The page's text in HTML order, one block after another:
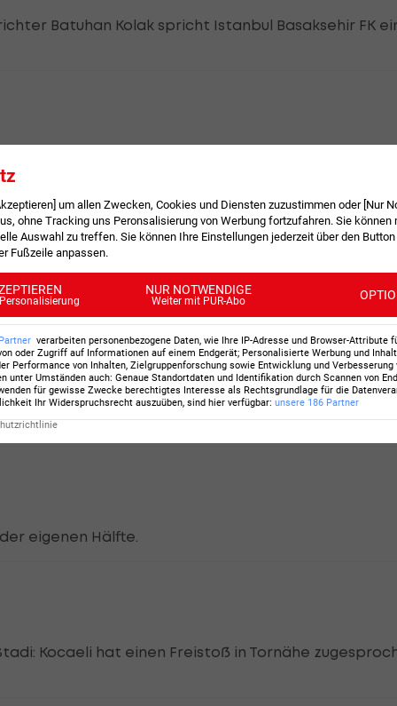
Batuhan Kolak spricht Istanbul Basaksehir FK
Festy Ebosele ist jetzt im Spiel. Das
Hälfte.
vom Platz und bringt Furkan Gedik. Der fünfte
eigenen Hälfte.
Kocaeli hat einen Freistoß in Tornähe
um allen Zwecken, Cookies und Diensten zuzustimmen oder [Nur
ohne Tracking uns Peronsalisierung von Werbung fortzufahren. Sie können
Auswahl zu treffen. Sie können Ihre Einstellungen jederzeit über den
Fußzeile anpassen.
NUR NOTWENDIGE
Weiter mit PUR-Abo
Partner verarbeiten personenbezogene Daten, wie Ihre IP-Adresse und Browser-Attribute
oder Zugriff auf Informationen auf einem Endgerät; Personalisierte Werbung und
Performance von Inhalten, Zielgruppenforschung sowie Entwicklung und Verbesserung
unter Umständen auch: Genaue Standortdaten und Identifikation durch Scannen von
für gewisse Zwecke berechtigtes Interesse als Rechtsgrundlage für die
Ihr Widerspruchsrecht auszuüben, sind hier verfügbar: unsere 186 Partner